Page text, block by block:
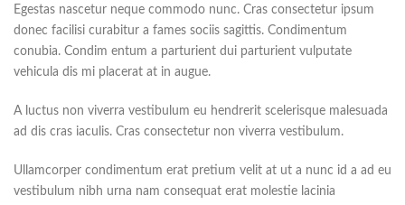
Egestas nascetur neque commodo nunc. Cras consectetur ipsum
donec facilisi curabitur a fames sociis sagittis. Condimentum
conubia. Condim entum a parturient dui parturient vulputate
vehicula dis mi placerat at in augue.
A luctus non viverra vestibulum eu hendrerit scelerisque malesuada
ad dis cras iaculis. Cras consectetur non viverra vestibulum.
Ullamcorper condimentum erat pretium velit at ut a nunc id a ad eu
vestibulum nibh urna nam consequat erat molestie lacinia